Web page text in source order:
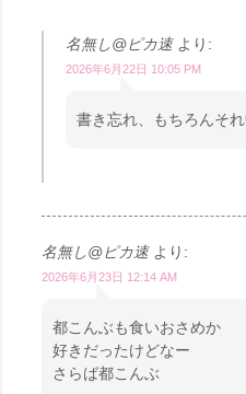
名無し@ピカ速 より:
2026年6月22日 10:05 PM
書き忘れ、もちろんそ
名無し@ピカ速 より:
2026年6月23日 12:14 AM
都こんぶも食いおさめか
好きだったけどなー
さらば都こんぶ